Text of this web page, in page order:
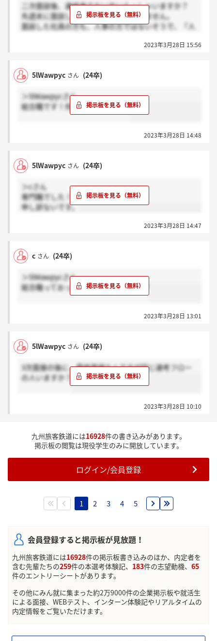
二次面談後、連絡来てない方いらっしゃいますか？
先週末に面談したのですが、結果が来ません。
面談した社員の方も、人事の方ではないそうで、「人
な感じでおっしゃっていたので、本当に謎の面談でし
2023年3月28日 15:56
5lWawpyc さん (24卒)
＞5lWawpycさん
総合職です！何度もすいません。
2023年3月28日 14:48
5lWawpyc さん (24卒)
＞cさん
専門職でした！
申し訳ないです。
2023年3月28日 14:47
c さん (24卒)
＞5lWawpycさん
総合職っておっしゃってませんでした？
2023年3月28日 13:01
5lWawpyc さん (24卒)
3次面接の後に、最終面接なんですが同じ選考フロー
の人いますか？
2023年3月28日 10:10
九州旅客鉄道には16928件の書き込みがあります。
掲示板の閲覧は現役学生のみに開放しています。
ログイン/会員登録
1 2 3 4 5
会員登録すると掲示板が見放題！
九州旅客鉄道には16928件の掲示板書き込みのほか、内定者を
含む先輩たちの259件の本選考体験記、 183件の志望動機、 65
件のエントリーシートがあります。
その他にみん就に集まった約2万9000件の企業掲示板や就活生
による面接、WEBテスト、インターン体験記やリアルタイムの
内定情報をご覧いただけます。